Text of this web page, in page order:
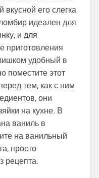
его слегка
идеален для
и для
приготовления
удобный в
поместите этот
тем, как с ним
они
на кухне. В
ваниль в
на ванильный
просто
рецепта.